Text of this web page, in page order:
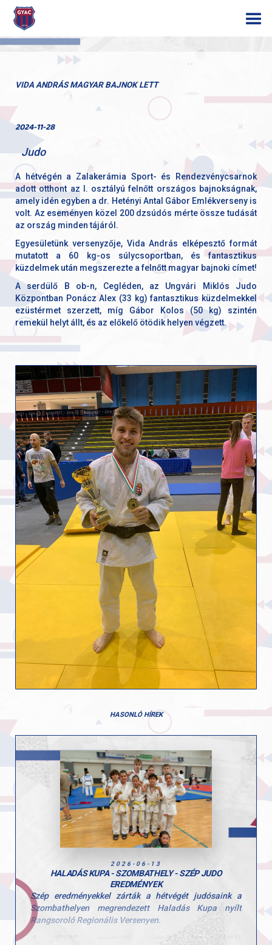
VIDA ANDRÁS MAGYAR BAJNOK LETT
2024-11-28
Judo
A hétvégén a Zalakerámia Sport- és Rendezvénycsarnok
adott otthont az I. osztályú felnőtt országos bajnokságnak,
amely idén egyben a dr. Hetényi Antal Gábor Emlékverseny is
volt. Az eseményen közel 200 dzsúdós mérte össze tudását
az ország minden tájáról.
Egyesületünk versenyzője, Vida András elképesztő formát
mutatott a 60 kg-os súlycsoportban, és fantasztikus
küzdelmek után megszerezte a felnőtt magyar bajnoki címet!
A serdülő B ob-n, Cegléden, az Ungvári Miklós Judo
Központban Ponácz Alex (33 kg) fantasztikus küzdelmekkel
ezüstérmet szerzett, míg Gábor Kolos (50 kg) szintén
remekül helyt állt, és az előkelő ötödik helyen végzett.
HASONLÓ HÍREK
2026-06-13
HALADÁS KUPA - SZOMBATHELY - SZÉP JUDO
EREDMÉNYEK
Szép eredményekkel zárták a hétvégét judósaink a
Szombathelyen megrendezett Haladás Kupa nyílt
Rangsoroló Regionális Versenyen.
A GYAC sportolói ismét bizonyították